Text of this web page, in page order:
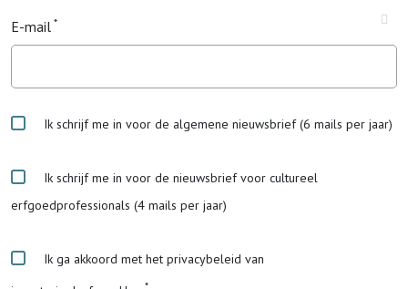
E-mail
Ik schrijf me in voor de algemene nieuwsbrief (6 mails per jaar)
Ik schrijf me in voor de nieuwsbrief voor cultureel
erfgoedprofessionals (4 mails per jaar)
Ik ga akkoord met het privacybeleid van